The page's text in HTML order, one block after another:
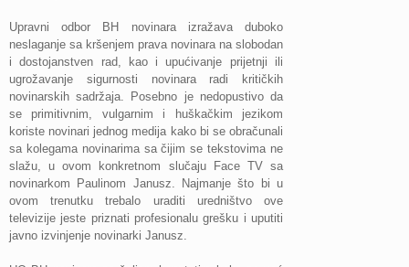
Upravni odbor BH novinara izražava duboko
neslaganje sa kršenjem prava novinara na slobodan
i dostojanstven rad, kao i upućivanje prijetnji ili
ugrožavanje sigurnosti novinara radi kritičkih
novinarskih sadržaja. Posebno je nedopustivo da
se primitivnim, vulgarnim i huškačkim jezikom
koriste novinari jednog medija kako bi se obračunali
sa kolegama novinarima sa čijim se tekstovima ne
slažu, u ovom konkretnom slučaju Face TV sa
novinarkom Paulinom Janusz. Najmanje što bi u
ovom trenutku trebalo uraditi uredništvo ove
televizije jeste priznati profesionalu grešku i uputiti
javno izvinjenje novinarki Janusz.